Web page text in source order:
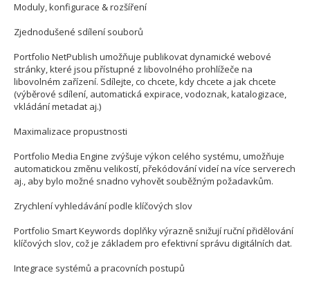
Moduly, konfigurace & rozšíření
Zjednodušené sdílení souborů
Portfolio NetPublish umožňuje publikovat dynamické webové
stránky, které jsou přístupné z libovolného prohlížeče na
libovolném zařízení. Sdílejte, co chcete, kdy chcete a jak chcete
(výběrové sdílení, automatická expirace, vodoznak, katalogizace,
vkládání metadat aj.)
Maximalizace propustnosti
Portfolio Media Engine zvýšuje výkon celého systému, umožňuje
automatickou změnu velikostí, překódování videí na více serverech
aj., aby bylo možné snadno vyhovět souběžným požadavkům.
Zrychlení vyhledávání podle klíčových slov
Portfolio Smart Keywords doplňky výrazně snižují ruční přidělování
klíčových slov, což je základem pro efektivní správu digitálních dat.
Integrace systémů a pracovních postupů